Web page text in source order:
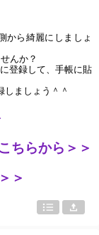
から綺麗にしましょ
んか？
登録して、手帳に貼
しましょう＾＾
ちらから＞＞
＞